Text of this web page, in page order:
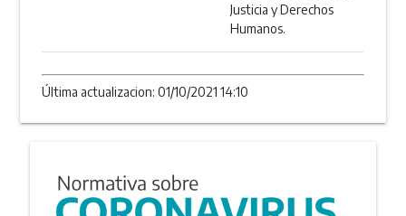
Justicia y Derechos
Humanos.
Última actualizacion: 01/10/2021 14:10